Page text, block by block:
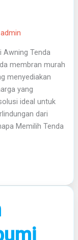
admin
Awning Tenda
membran murah
menyediakan
yang
ideal untuk
dari
Memilih Tenda